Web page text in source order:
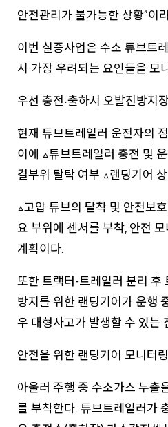
안전관리가 불가능한 상황”이
이번 실증사업은 수소 튜브트
시 가장 우려되는 요인들을 모
우선 충전‧출하시 오발진방지
현재 튜브트레일러 운전자의
이에 △튜브트레일러 충전 및
결부위 탈탁 여부 △랜딩기어
△고압 튜브의 탈착 및 안전보
요 부위에 센서를 부착, 안전
계획이다.
또한 트랙터-트레일러 분리 후
방지를 위한 랜딩기어가 운행
우 대형사고가 발생할 수 있는
안전을 위한 랜딩기어 모니터
아울러 주행 중 수소가스 누출
를 부착한다. 튜브트레일러가